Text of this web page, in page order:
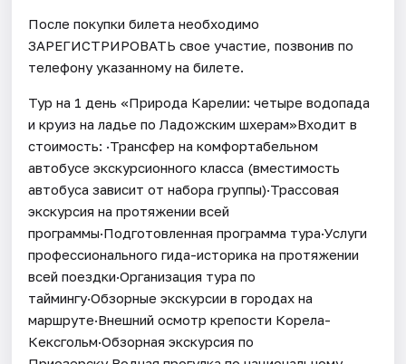
После покупки билета необходимо
ЗАРЕГИСТРИРОВАТЬ свое участие, позвонив по
телефону указанному на билете.
Тур на 1 день «Природа Карелии: четыре водопада
и круиз на ладье по Ладожским шхерам»Входит в
стоимость: ·Трансфер на комфортабельном
автобусе экскурсионного класса (вместимость
автобуса зависит от набора группы)·Трассовая
экскурсия на протяжении всей
программы·Подготовленная программа тура·Услуги
профессионального гида-историка на протяжении
всей поездки·Организация тура по
таймингу·Обзорные экскурсии в городах на
маршруте·Внешний осмотр крепости Корела-
Кексгольм·Обзорная экскурсия по